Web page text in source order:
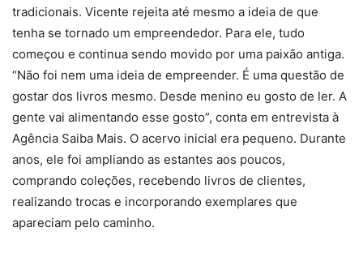
tradicionais. Vicente rejeita até mesmo a ideia de que
tenha se tornado um empreendedor. Para ele, tudo
começou e continua sendo movido por uma paixão antiga.
“Não foi nem uma ideia de empreender. É uma questão de
gostar dos livros mesmo. Desde menino eu gosto de ler. A
gente vai alimentando esse gosto”, conta em entrevista à
Agência Saiba Mais. O acervo inicial era pequeno. Durante
anos, ele foi ampliando as estantes aos poucos,
comprando coleções, recebendo livros de clientes,
realizando trocas e incorporando exemplares que
apareciam pelo caminho.